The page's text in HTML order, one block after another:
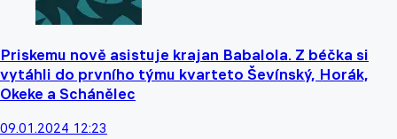
Priskemu nově asistuje krajan Babalola. Z béčka si
vytáhli do prvního týmu kvarteto Ševínský, Horák,
Okeke a Schánělec
09.01.2024 12:23